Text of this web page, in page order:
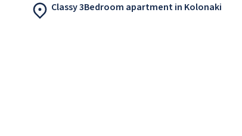
Classy 3Bedroom apartment in Kolonaki